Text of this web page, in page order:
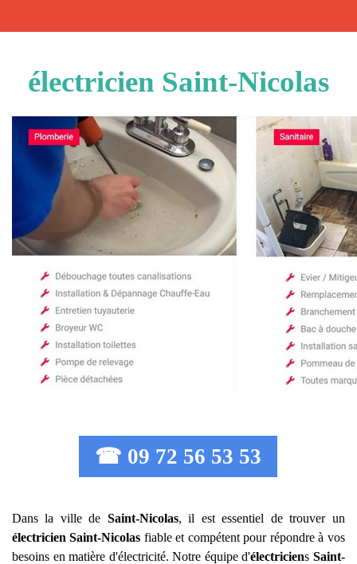
électricien Saint-Nicolas
☎ 09 72 56 53 53
Dans la ville de Saint-Nicolas, il est essentiel de trouver un
électricien Saint-Nicolas fiable et compétent pour répondre à vos
besoins en matière d'électricité. Notre équipe d'électriciens Saint-